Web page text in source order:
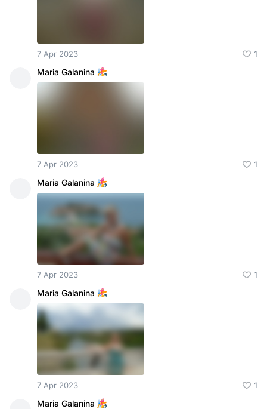
7 Apr 2023 1
Maria Galanina
7 Apr 2023 1
Maria Galanina
7 Apr 2023 1
Maria Galanina
7 Apr 2023 1
Maria Galanina